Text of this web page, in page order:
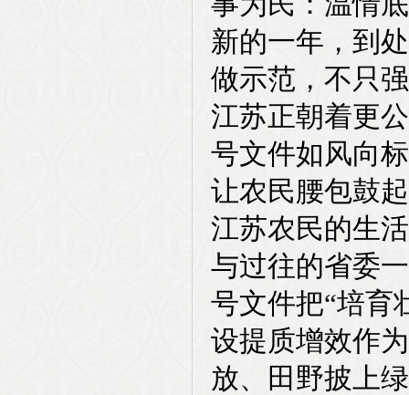
新的一年，到
做示范，不只
江苏正朝着更
号文件如风向
让农民腰包鼓
江苏农民的生
与过往的省委
号文件把“培育
设提质增效作
放、田野披上